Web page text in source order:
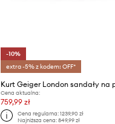
-10%
extra -5% z kodem: OFF*
Cena aktualna:
759,99 zł
Cena regularna: 1239,90 zł
Najniższa cena: 849,99 zł